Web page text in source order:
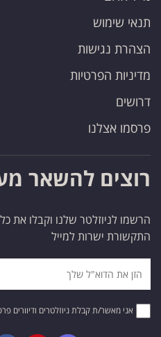
תנאי שימוש
הצהרת נגישות
מדיניות הפרטיות
דרושים
פרסמו אצלנו
רוצים להשאר
הרשמו לניוזלטר שלנו וקבלו את
התקשורת ישרות למייל
אני מאשר/ת קבלת ניוזלטרים ודיוורים